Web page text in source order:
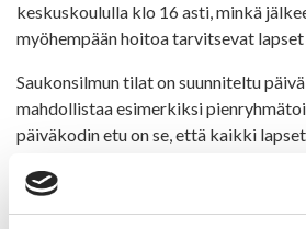
keskuskoululla klo 16 asti, minkä
myöhempään hoitoa tarvitsevat
Saukonsilmun tilat on suunniteltu
mahdollistaa esimerkiksi
päiväkodin etu on se, että kaikki
yksilölliset tarpeensa.